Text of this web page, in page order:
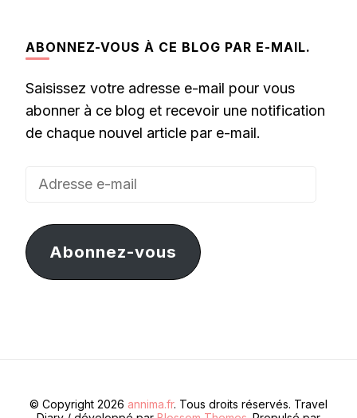
ABONNEZ-VOUS À CE BLOG PAR E-MAIL.
Saisissez votre adresse e-mail pour vous
abonner à ce blog et recevoir une notification
de chaque nouvel article par e-mail.
Adresse
mail
Abonnez-vous
© Copyright 2026 annima.fr. Tous droits réservés. Travel